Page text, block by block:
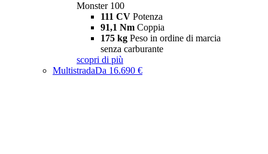
Monster 100
111 CV Potenza
91,1 Nm Coppia
175 kg Peso in ordine di marcia
senza carburante
scopri di più
MultistradaDa 16.690 €